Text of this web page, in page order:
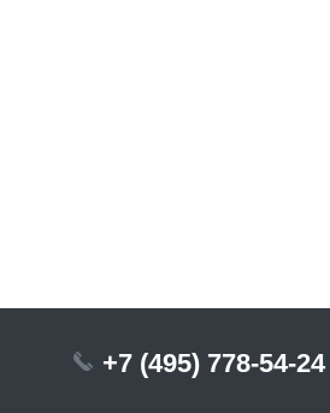
+7 (495) 778-54-24